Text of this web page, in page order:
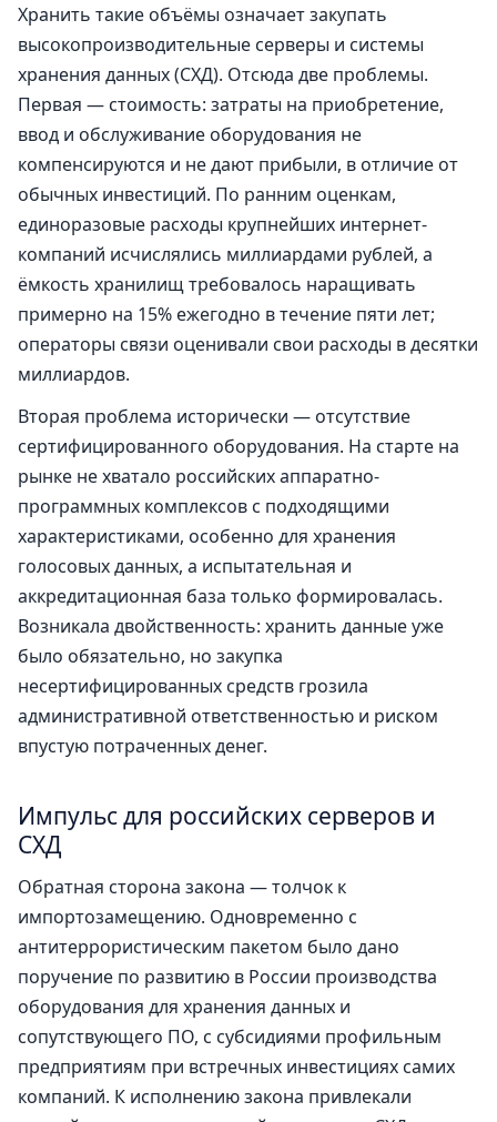
Хранить такие объёмы означает закупать
высокопроизводительные серверы и системы
хранения данных (СХД). Отсюда две проблемы.
Первая — стоимость: затраты на приобретение,
ввод и обслуживание оборудования не
компенсируются и не дают прибыли, в отличие от
обычных инвестиций. По ранним оценкам,
единоразовые расходы крупнейших интернет-
компаний исчислялись миллиардами рублей, а
ёмкость хранилищ требовалось наращивать
примерно на 15% ежегодно в течение пяти лет;
операторы связи оценивали свои расходы в десятки
миллиардов.
Вторая проблема исторически — отсутствие
сертифицированного оборудования. На старте на
рынке не хватало российских аппаратно-
программных комплексов с подходящими
характеристиками, особенно для хранения
голосовых данных, а испытательная и
аккредитационная база только формировалась.
Возникала двойственность: хранить данные уже
было обязательно, но закупка
несертифицированных средств грозила
административной ответственностью и риском
впустую потраченных денег.
Импульс для российских серверов и
СХД
Обратная сторона закона — толчок к
импортозамещению. Одновременно с
антитеррористическим пакетом было дано
поручение по развитию в России производства
оборудования для хранения данных и
сопутствующего ПО, с субсидиями профильным
предприятиям при встречных инвестициях самих
компаний. К исполнению закона привлекали